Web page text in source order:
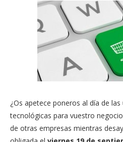
¿Os apetece poneros al día de
tecnológicas para vuestro
de otras empresas mientras